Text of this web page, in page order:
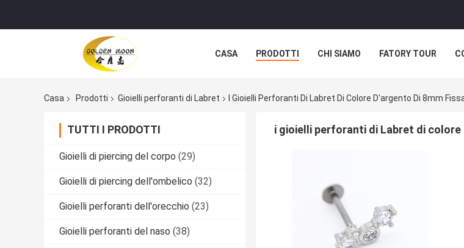
CASA PRODOTTI CHI SIAMO FATORY TOUR
Casa Prodotti Gioielli perforanti di Labret I Gioielli Perforanti Di Labret Di Colore D'argento Di 8mm
TUTTI I PRODOTTI
Gioielli di piercing del corpo (29)
Gioielli di piercing dell'ombelico (32)
Gioielli perforanti dell'orecchio (23)
Gioielli perforanti del naso (38)
i gioielli perforanti di Labret di